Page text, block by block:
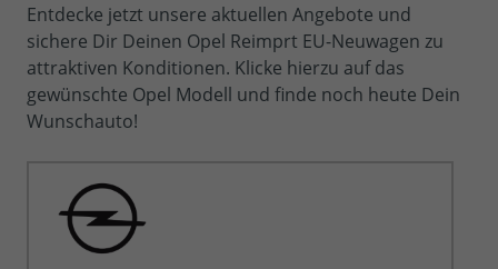
Entdecke jetzt unsere aktuellen Angebote und
sichere Dir Deinen Opel Reimprt EU-Neuwagen zu
attraktiven Konditionen. Klicke hierzu auf das
gewünschte Opel Modell und finde noch heute Dein
Wunschauto!